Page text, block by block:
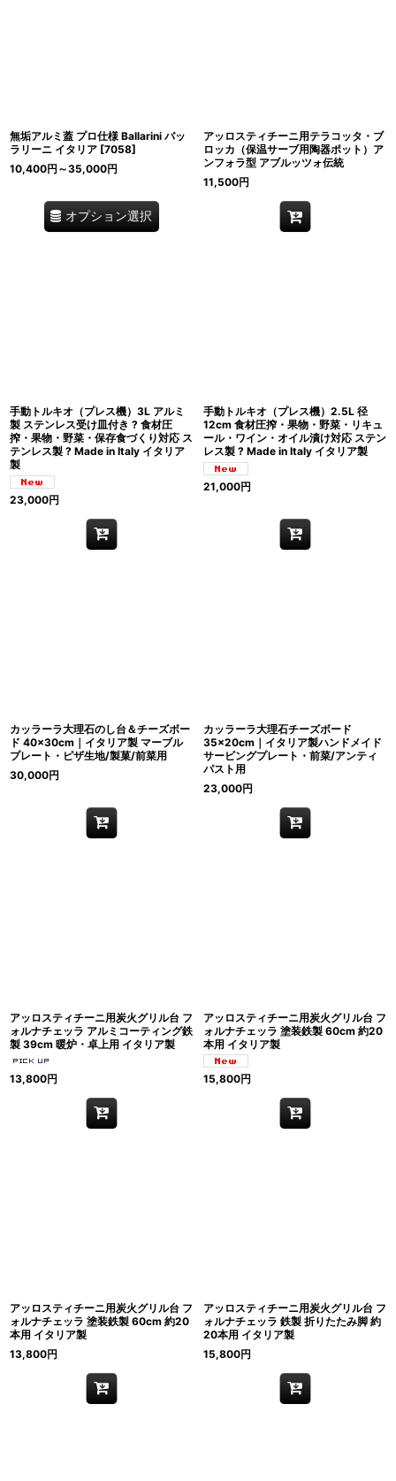
無垢アルミ蓋 プロ仕様 Ballarini バッ
ラリーニ イタリア [7058]
10,400円 ～35,000円
オプション選択
アッロスティチーニ用テラコッタ・ブ
ロッカ（保温サーブ用陶器ポット）ア
ンフォラ型 アブルッツォ伝統
11,500円
手動トルキオ（プレス機）3L アルミ
製 ステンレス受け皿付き ? 食材圧
搾・果物・野菜・保存食づくり対応 ス
テンレス製 ? Made in Italy イタリア
製
23,000円
手動トルキオ（プレス機）2.5L 径
12cm 食材圧搾・果物・野菜・リキュ
ール・ワイン・オイル漬け対応 ステン
レス製 ? Made in Italy イタリア製
21,000円
カッラーラ大理石のし台＆チーズボー
ド 40×30cm｜イタリア製 マーブル
プレート・ピザ生地/製菓/前菜用
30,000円
カッラーラ大理石チーズボード
35×20cm｜イタリア製ハンドメイド
サービングプレート・前菜/アンティ
パスト用
23,000円
アッロスティチーニ用炭火グリル台 フ
ォルナチェッラ アルミコーティング鉄
製 39cm 暖炉・卓上用 イタリア製
13,800円
アッロスティチーニ用炭火グリル台 フ
ォルナチェッラ 塗装鉄製 60cm 約20
本用 イタリア製
15,800円
アッロスティチーニ用炭火グリル台 フ
ォルナチェッラ 塗装鉄製 60cm 約20
本用 イタリア製
13,800円
アッロスティチーニ用炭火グリル台 フ
ォルナチェッラ 鉄製 折りたたみ脚 約
20本用 イタリア製
15,800円